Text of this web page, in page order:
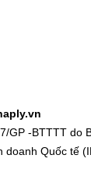
-BTTTT do
Quốc tế